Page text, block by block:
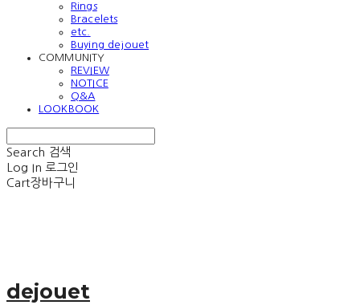
Rings
Bracelets
etc.
Buying dejouet
COMMUNITY
REVIEW
NOTICE
Q&A
LOOKBOOK
Search 검색
Log In 로그인
Cart장바구니
dejouet